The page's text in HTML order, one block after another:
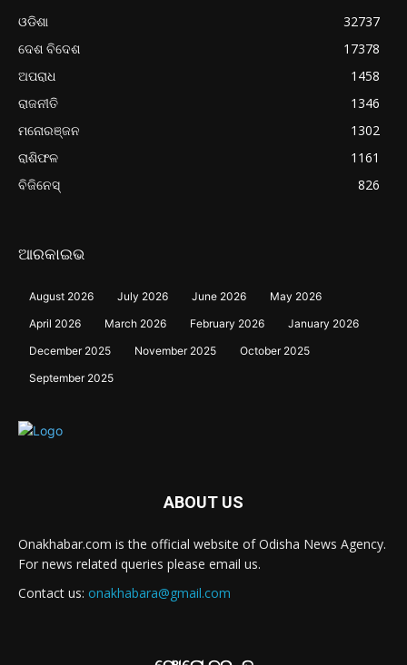
ଓଡିଶା
32737
ଦେଶ ବିଦେଶ
17378
ଅପରାଧ
1458
ରାଜନୀତି
1346
ମନୋରଞ୍ଜନ
1302
ରାଶିଫଳ
1161
ବିଜିନେସ୍
826
ଆରକାଇଭ
August 2026 July 2026 June 2026
May 2026
April 2026
March 2026 February 2026
January 2026
December 2025
November 2025
October 2025
September 2025
ABOUT US
Onakhabar.com is the official website of Odisha News Agency.
For news related queries please email us.
Contact us: onakhabara@gmail.com